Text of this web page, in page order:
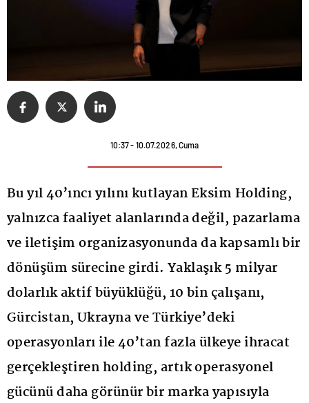
10:37 - 10.07.2026, Cuma
Bu yıl 40’ıncı yılını kutlayan Eksim Holding,
yalnızca faaliyet alanlarında değil, pazarlama
ve iletişim organizasyonunda da kapsamlı bir
dönüşüm sürecine girdi. Yaklaşık 5 milyar
dolarlık aktif büyüklüğü, 10 bin çalışanı,
Gürcistan, Ukrayna ve Türkiye’deki
operasyonları ile 40’tan fazla ülkeye ihracat
gerçekleştiren holding, artık operasyonel
gücünü daha görünür bir marka yapısıyla